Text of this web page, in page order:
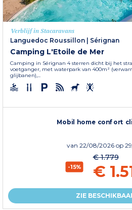
Verblijf in Stacaravans
Languedoc Roussillon
Sérignan
Camping L'Etoile de Mer
Camping in Sérignan 4 sterren dicht bij het
voetganger, met waterpark van 400m²
glijbanen),...
Mobil home confort
van 22/08/2026 op
-15%
€ 1.779
€
ZIE